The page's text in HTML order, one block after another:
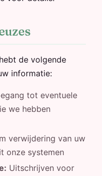
de volgende
informatie:
tot eventuele
we hebben
verwijdering van uw
onze systemen
Uitschrijven voor